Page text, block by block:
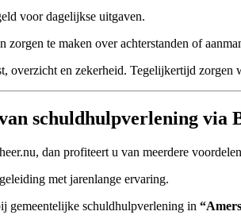
voor dagelijkse uitgaven.
zorgen te maken over achterstanden of
overzicht en zekerheid. Tegelijkertijd
schuldhulpverlening via
dan profiteert u van meerdere
met jarenlange ervaring.
gemeentelijke schuldhulpverlening in